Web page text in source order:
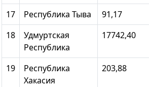
17 Республика Тыва 91,17
18
Удмуртская
Республика
17742,40
19
Республика
Хакасия
203,88